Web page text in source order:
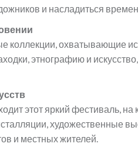
и насладиться
коллекции, охватывающие
этнографию и
этот яркий фестиваль, на
художественные
и местных жителей.